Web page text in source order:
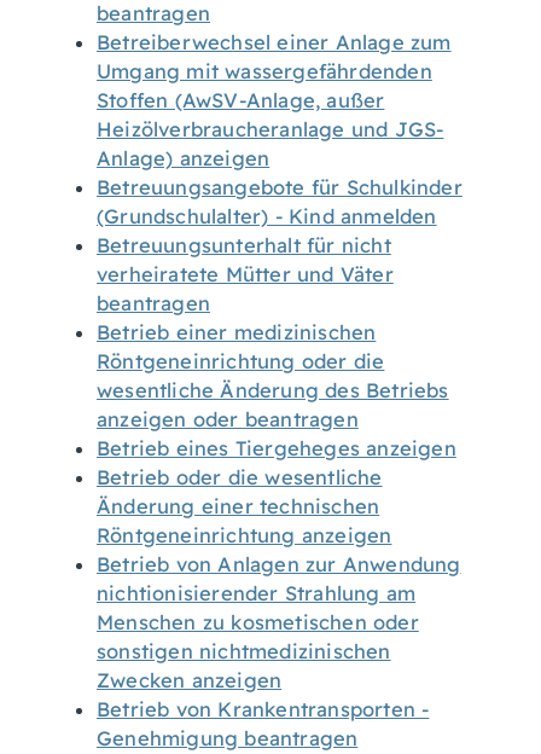
beantragen
Betreiberwechsel einer Anlage zum
Umgang mit wassergefährdenden
Stoffen (AwSV-Anlage, außer
Heizölverbraucheranlage und JGS-
Anlage) anzeigen
Betreuungsangebote für Schulkinder
(Grundschulalter) - Kind anmelden
Betreuungsunterhalt für nicht
verheiratete Mütter und Väter
beantragen
Betrieb einer medizinischen
Röntgeneinrichtung oder die
wesentliche Änderung des Betriebs
anzeigen oder beantragen
Betrieb eines Tiergeheges anzeigen
Betrieb oder die wesentliche
Änderung einer technischen
Röntgeneinrichtung anzeigen
Betrieb von Anlagen zur Anwendung
nichtionisierender Strahlung am
Menschen zu kosmetischen oder
sonstigen nichtmedizinischen
Zwecken anzeigen
Betrieb von Krankentransporten -
Genehmigung beantragen